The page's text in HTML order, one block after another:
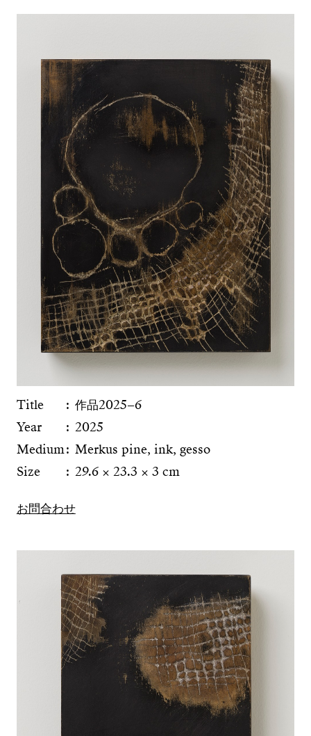
Title
作品2025−6
Year
2025
Medium Merkus pine, ink, gesso
Size
29.6 × 23.3 × 3 cm
お問合わせ